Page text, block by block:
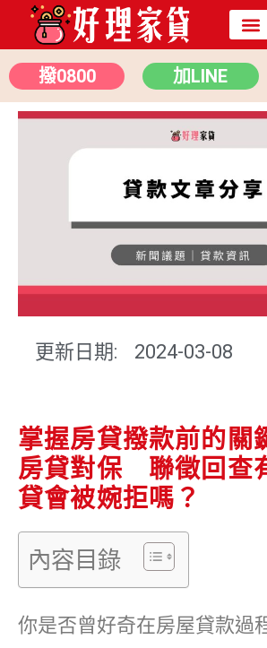
撥0800 加LINE
更新日期: 2024-03-08
掌握房貸撥款前的關
房貸對保 聯徵回查
貸會被婉拒嗎？
內容目錄
你是否曾好奇在房屋貸款過